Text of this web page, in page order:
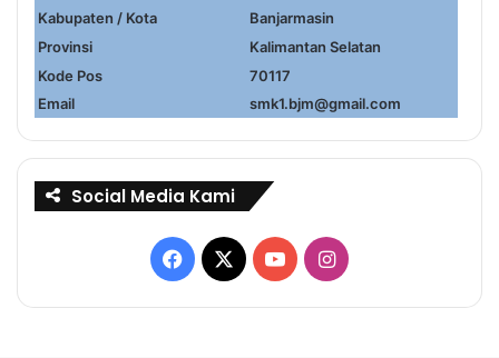
Kabupaten / Kota
Banjarmasin
Provinsi
Kalimantan Selatan
Kode Pos
70117
Email
smk1.bjm@gmail.com
Social Media Kami
Facebook
X YouTubeInstagram